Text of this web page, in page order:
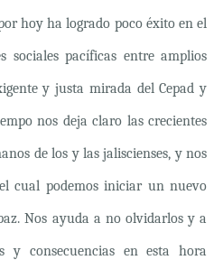
hoy ha logrado poco éxito en el
sociales pacíficas entre amplios
y justa mirada del Cepad y
nos deja claro las crecientes
de los y las jaliscienses, y nos
cual podemos iniciar un nuevo
Nos ayuda a no olvidarlos y a
y consecuencias en esta hora